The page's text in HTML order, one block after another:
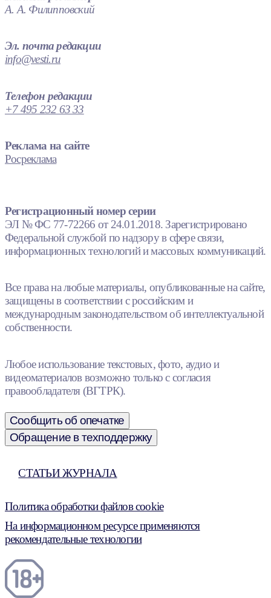
А. А. Филипповский
Эл. почта редакции
info@vesti.ru
Телефон редакции
+7 495 232 63 33
Реклама на сайте
Росреклама
Регистрационный номер серии
ЭЛ № ФС 77-72266 от 24.01.2018. Зарегистрировано
Федеральной службой по надзору в сфере связи,
информационных технологий и массовых коммуникаций.
Все права на любые материалы, опубликованные на сайте,
защищены в соответствии с российским и
международным законодательством об интеллектуальной
собственности.
Любое использование текстовых, фото, аудио и
видеоматериалов возможно только с согласия
правообладателя (ВГТРК).
Сообщить об опечатке
Обращение в техподдержку
СТАТЬИ ЖУРНАЛА
Политика обработки файлов cookie
На информационном ресурсе применяются
рекомендательные технологии